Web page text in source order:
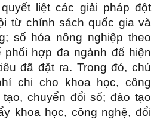
liệt các giải pháp đột
từ chính sách quốc gia và
số hóa nông nghiệp theo
phối hợp đa ngành để hiện
đã đặt ra. Trong đó, chú
chi cho khoa học, công
chuyển đổi số; đào tạo
khoa học, công nghệ, đổi